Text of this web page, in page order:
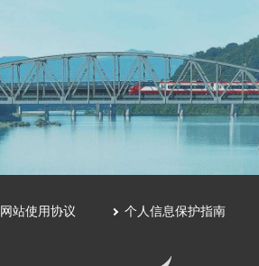
网站使用协议 个人信息保护指南